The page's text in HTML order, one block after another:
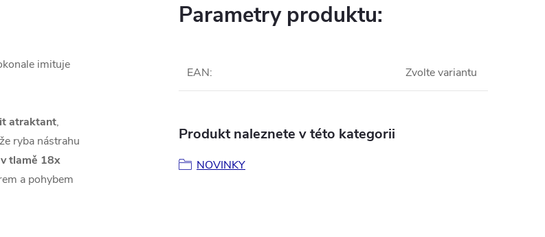
imituje
atraktant,
ryba nástrahu
tlamě 18x
a pohybem
Parametry produktu:
EAN: Zvolte variantu
Produkt naleznete v této kategorii
NOVINKY